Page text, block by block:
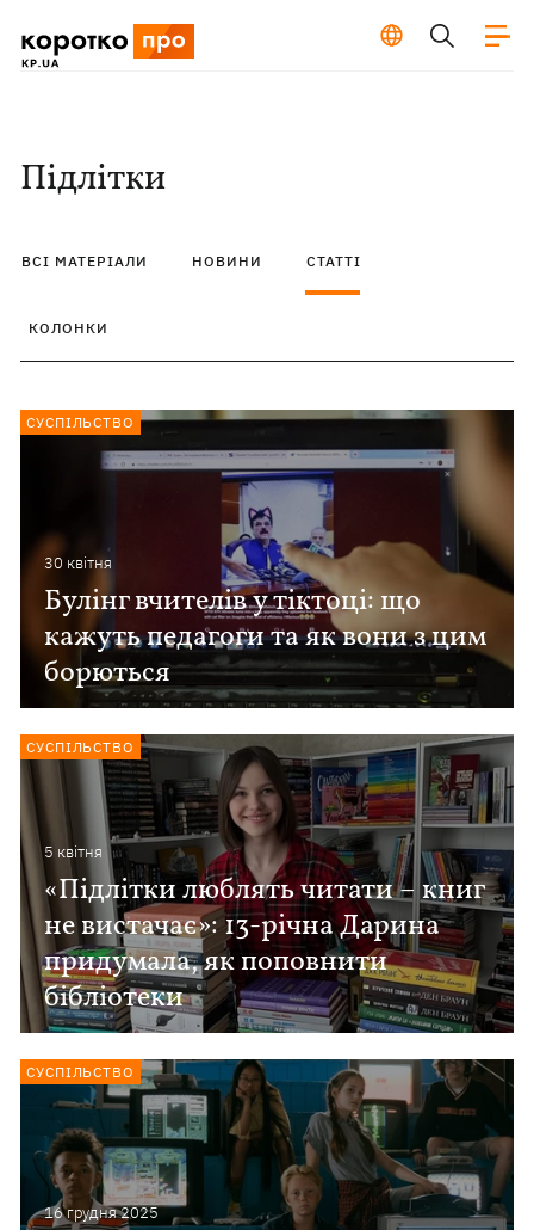
Підлітки
ВСІ МАТЕРІАЛИ НОВИНИ СТАТТІ
КОЛОНКИ
30 квiтня
Булінг вчителів у тіктоці: що
кажуть педагоги та як вони з цим
борються
СУСПІЛЬСТВО
5 квiтня
«Підлітки люблять читати – книг
не вистачає»: 13-річна Дарина
придумала, як поповнити
бібліотеки
СУСПІЛЬСТВО
16 грудня 2025
СУСПІЛЬСТВО